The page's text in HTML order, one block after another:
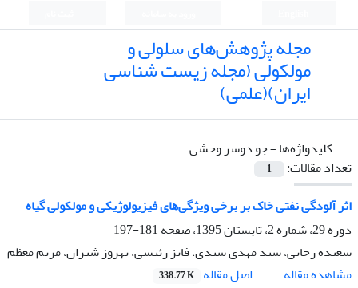
مجله پژوهش‌های سلولی و
مولکولی (مجله زیست شناسی
ایران)(علمی)
کلیدواژه‌ها =جو دوسر وحشی
تعداد مقالات:
1
اثر آلودگی نفتی خاک بر برخی ویژگیﻫﺎی فیزیولوژیکی و مولکولی گیاه
دوره 29، شماره 2، تابستان 1395، صفحه
181-197
سعیده رجایی، سید مهدی سیدی، فایز رئیسی، بهروز شیران، مریم معظم
مشاهده مقاله
اصل مقاله 338.77 K